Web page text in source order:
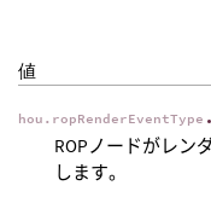
値
hou.ropRenderEventType
ROPノードがレン
します。